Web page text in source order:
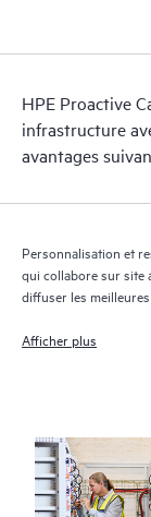
HPE Proactive
données, ce qui
services. Pour
impératif que la
HPE Proactive
infrastructure
avantages
Personnalisation et
qui collabore sur site
diffuser les
Afficher plus